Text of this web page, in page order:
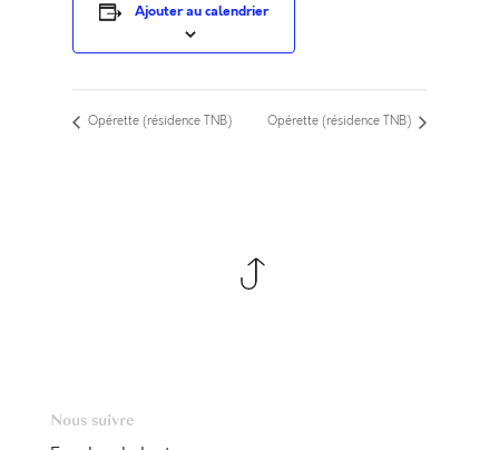
Ajouter au calendrier
Opérette (résidence TNB) Opérette (résidence TNB)
Nous suivre